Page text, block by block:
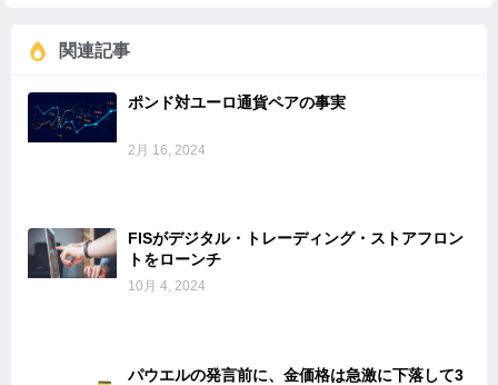
関連記事
ポンド対ユーロ通貨ペアの事実
2月 16, 2024
FISがデジタル・トレーディング・ストアフロン
トをローンチ
10月 4, 2024
パウエルの発言前に、金価格は急激に下落して3